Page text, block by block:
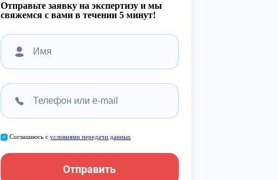
Отправьте заявку на экспертизу и мы
свяжемся с вами в течении 5 минут!
Соглашаюсь с условиями передачи данных
Отправить